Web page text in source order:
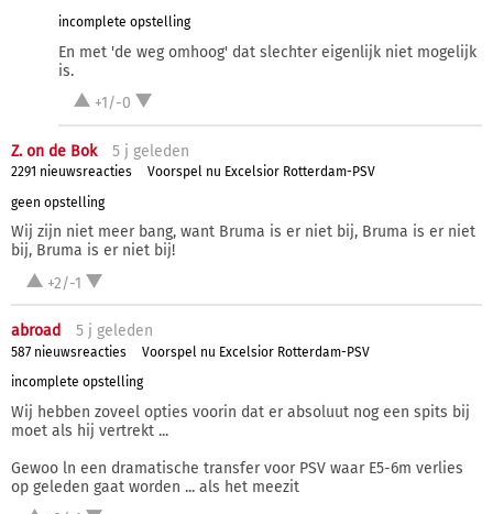
incomplete opstelling
En met 'de weg omhoog' dat slechter eigenlijk niet mogelijk
is.
+1/-0
Z. on de Bok 5 j geleden
2291 nieuwsreacties
Voorspel nu Excelsior Rotterdam-PSV
geen opstelling
Wij zijn niet meer bang, want Bruma is er niet bij, Bruma is er niet
bij, Bruma is er niet bij!
+2/-1
abroad 5 j geleden
587 nieuwsreacties
Voorspel nu Excelsior Rotterdam-PSV
incomplete opstelling
Wij hebben zoveel opties voorin dat er absoluut nog een spits bij
moet als hij vertrekt ...
Gewoo ln een dramatische transfer voor PSV waar E5-6m verlies
op geleden gaat worden ... als het meezit